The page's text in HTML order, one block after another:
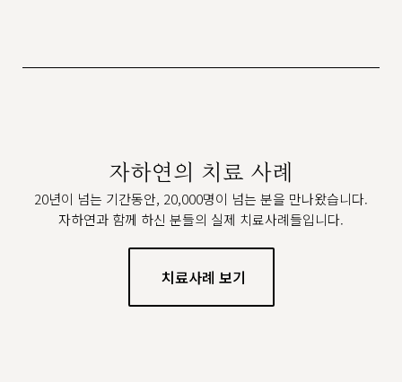
자하연의 치료 사례
20년이 넘는 기간동안, 20,000명이 넘는 분을 만나왔습니다.
자하연과 함께 하신 분들의 실제 치료사례들입니다.
치료사례 보기